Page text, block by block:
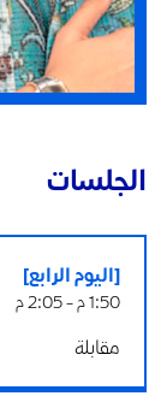
الجلسات
[اليوم الرابع]
1:50 م - 2:05 م
مقابلة